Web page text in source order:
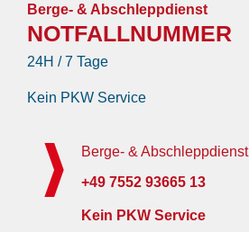
Berge- & Abschleppdienst
NOTFALLNUMMER
24H / 7 Tage
Kein PKW Service
Berge- & Abschleppdienst
+49 7552 93665 13
Kein PKW Service